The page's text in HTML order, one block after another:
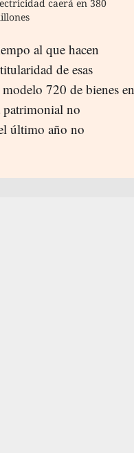
caerá en 380
al que hacen
de esas
720 de bienes en
patrimonial no
último año no